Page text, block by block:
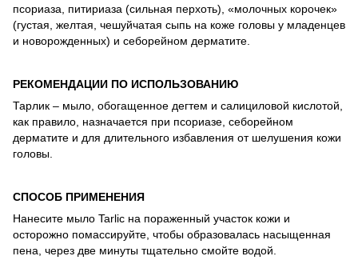
псориаза, питириаза (сильная перхоть), «молочных корочек»
(густая, желтая, чешуйчатая сыпь на коже головы у младенцев
и новорожденных) и себорейном дерматите.
РЕКОМЕНДАЦИИ ПО ИСПОЛЬЗОВАНИЮ
Тарлик – мыло, обогащенное дегтем и салициловой кислотой,
как правило, назначается при псориазе, себорейном
дерматите и для длительного избавления от шелушения кожи
головы.
СПОСОБ ПРИМЕНЕНИЯ
Нанесите мыло Tarlic на пораженный участок кожи и
осторожно помассируйте, чтобы образовалась насыщенная
пена, через две минуты тщательно смойте водой.